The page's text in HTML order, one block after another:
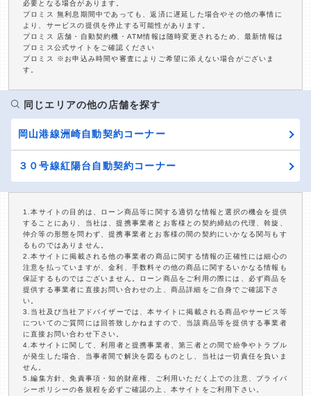
必要となる場合があります。
プロミス 無利息期間中であっても、返済に遅延した場合やその他の事情に
より、サービスの提供を停止する可能性があります。
プロミス 店舗・自動契約機・ATM情報は随時変更されるため、最新情報は
プロミス公式サイトをご確認ください
プロミス ※お申込み時間や審査によりご希望に添えない場合がございま
す。
同じエリアの他の店舗を探す
岡山港線洲崎自動契約コーナー
３０号線紅陽台自動契約コーナー
1.本サイトの目的は、ローン商品等に関する適切な情報と選択の機会を提供
することにあり、当社は、提携事業者とお客様との契約締結の代理、斡旋、
仲介等の形態を問わず、提携事業者とお客様の間の契約にいかなる関与もす
るものではありません。
2.本サイトに掲載される他の事業者の商品に関する情報の正確性には細心の
注意を払っていますが、金利、手数料その他の商品に関するいかなる情報も
保証するものではございません。ローン商品をご利用の際には、必ず商品を
提供する事業者に直接お問い合わせの上、商品詳細をご自身でご確認下さ
い。
3.当社及び当社アドバイザーでは、本サイトに掲載される商品やサービス等
についてのご質問には回答致しかねますので、当該商品等を提供する事業者
に直接お問い合わせ下さい。
4.本サイトに関して、利用者と提携事業者、第三者との間で紛争やトラブル
が発生した場合、当事者間で解決を図るものとし、当社は一切責任を負いま
せん。
5.編集方針、免責事項・知的財産権、ご利用いただく上での注意、プライバ
シーポリシーの各規程を必ずご確認の上、本サイトをご利用下さい。